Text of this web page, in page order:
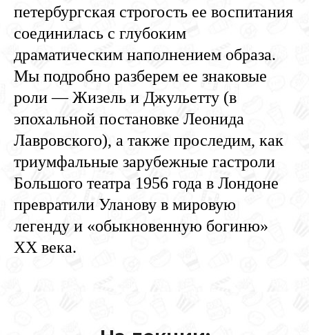
петербургская строгость ее воспитания
соединилась с глубоким
драматическим наполнением образа.
Мы подробно разберем ее знаковые
роли — Жизель и Джульетту (в
эпохальной постановке Леонида
Лавровского), а также проследим, как
триумфальные зарубежные гастроли
Большого театра 1956 года в Лондоне
превратили Уланову в мировую
легенду и «обыкновенную богиню»
XX века.